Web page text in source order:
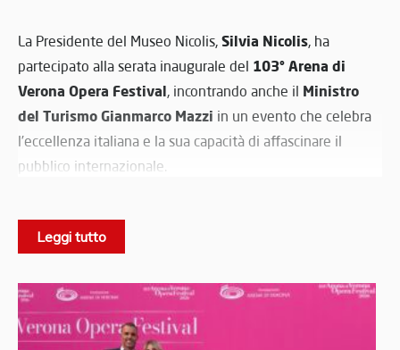
La Presidente del Museo Nicolis, Silvia Nicolis, ha
partecipato alla serata inaugurale del 103° Arena di
Verona Opera Festival, incontrando anche il Ministro
del Turismo Gianmarco Mazzi in un evento che celebra
l’eccellenza italiana e la sua capacità di affascinare il
pubblico internazionale.
contemporanea, firmata dal regista
prima volta nella storia dell’Arena, l’atmosfera del Moulin
allestimento di grande impatto visivo, capace di coniugare
innovazione e tradizione e di offrire una nuova lettura di
un’opera senza tempo.
Leggi tutto